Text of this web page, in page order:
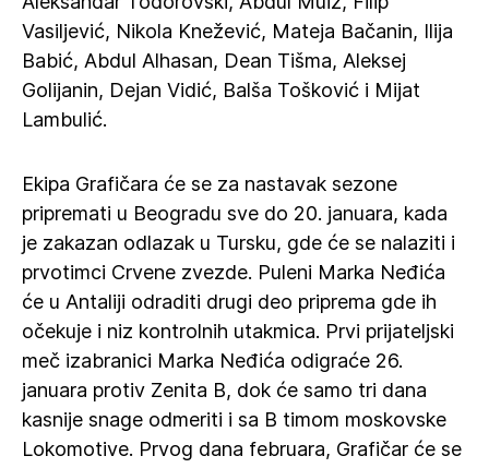
Vasiljević, Nikola Knežević, Mateja Bačanin, Ilija
Babić, Abdul Alhasan, Dean Tišma, Aleksej
Golijanin, Dejan Vidić, Balša Tošković i Mijat
Lambulić.
Ekipa Grafičara će se za nastavak sezone
pripremati u Beogradu sve do 20. januara, kada
je zakazan odlazak u Tursku, gde će se nalaziti i
prvotimci Crvene zvezde. Puleni Marka Neđića
će u Antaliji odraditi drugi deo priprema gde ih
očekuje i niz kontrolnih utakmica. Prvi prijateljski
meč izabranici Marka Neđića odigraće 26.
januara protiv Zenita B, dok će samo tri dana
kasnije snage odmeriti i sa B timom moskovske
Lokomotive. Prvog dana februara, Grafičar će se